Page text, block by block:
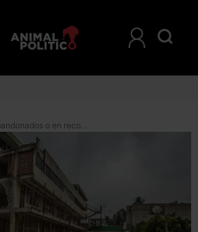
Fotos: Edificios abandonados o en reconstrucción a tres años del 19S